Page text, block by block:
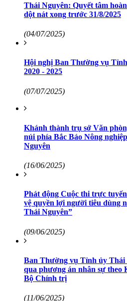
Thái Nguyên: Quyết tâm
dột nát xong trước 31/8/2025
(04/07/2025)
Hội nghị Ban Thường vụ
2020 - 2025
(07/07/2025)
Khánh thành trụ sở Văn
núi phía Bắc Báo Nông
Nguyên
(16/06/2025)
Phát động Cuộc thi trực
vệ quyền lợi người tiêu dùng
Thái Nguyên”
(09/06/2025)
Ban Thường vụ Tỉnh ủy Thái
qua phương án nhân sự theo
Bộ Chính trị
(11/06/2025)